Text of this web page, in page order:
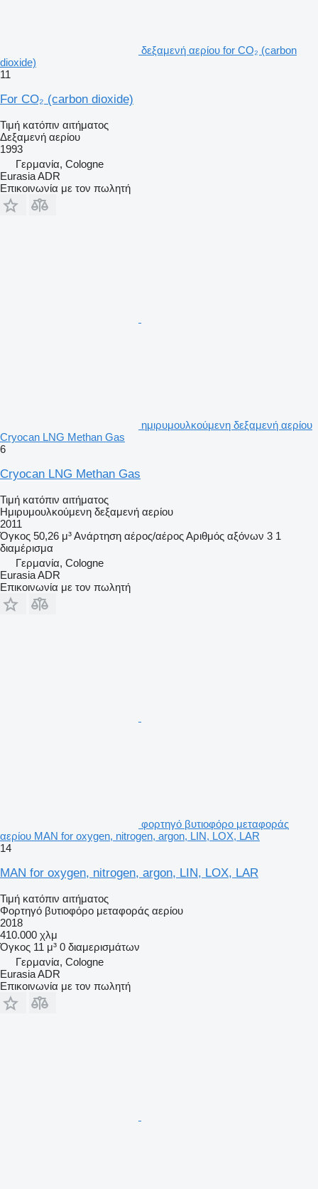
δεξαμενή αερίου for CO₂ (carbon
dioxide)
11
For CO₂ (carbon dioxide)
Τιμή κατόπιν αιτήματος
Δεξαμενή αερίου
1993
Γερμανία, Cologne
Eurasia ADR
Επικοινωνία με τον πωλητή
ημιρυμουλκούμενη δεξαμενή αερίου
Cryocan LNG Methan Gas
6
Cryocan LNG Methan Gas
Τιμή κατόπιν αιτήματος
Ημιρυμουλκούμενη δεξαμενή αερίου
2011
Όγκος 50,26 μ³Ανάρτηση αέρος/αέροςΑριθμός αξόνων 3 1
διαμέρισμα
Γερμανία, Cologne
Eurasia ADR
Επικοινωνία με τον πωλητή
φορτηγό βυτιοφόρο μεταφοράς
αερίου MAN for oxygen, nitrogen, argon, LIN, LOX, LAR
14
MAN for oxygen, nitrogen, argon, LIN, LOX, LAR
Τιμή κατόπιν αιτήματος
Φορτηγό βυτιοφόρο μεταφοράς αερίου
2018
410.000 χλμ
Όγκος 11 μ³ 0 διαμερισμάτων
Γερμανία, Cologne
Eurasia ADR
Επικοινωνία με τον πωλητή